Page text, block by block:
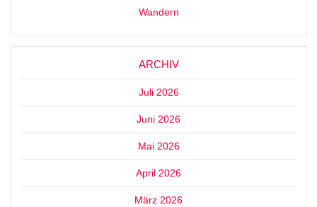
Wandern
ARCHIV
Juli 2026
Juni 2026
Mai 2026
April 2026
März 2026